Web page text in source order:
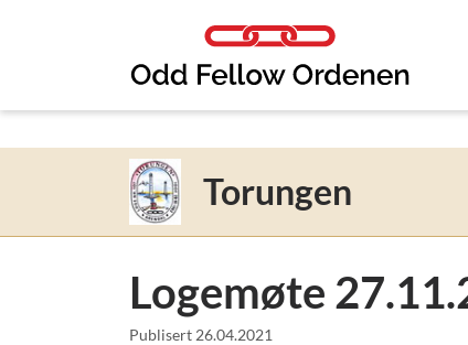
Torungen
Logemøte
Publisert 26.04.2021